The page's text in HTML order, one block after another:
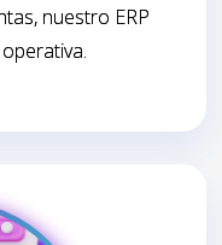
nuestro ERP